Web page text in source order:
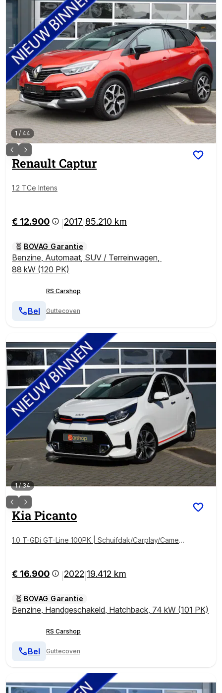
1 / 44
Renault Captur
1.2 TCe Intens
€ 12.900 2017 85.210 km
BOVAG Garantie
Benzine, Automaat, SUV / Terreinwagen,
88 kW (120 PK)
RS Carshop
Guttecoven
Bel
1/34
KiaPicanto
1.0 T-GDi GT-Line 100PK | Schuifdak/Carplay/Camer
€ 16.900 2022 19.412 km
BOVAG Garantie
Benzine, Handgeschakeld, Hatchback, 74 kW (101 PK)
RS Carshop
Guttecoven
Bel